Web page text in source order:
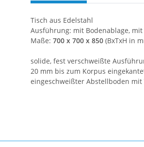
Tisch aus Edelstahl
Ausführung: mit Bodenablage, mit
Maße: 700 x 700 x 850 (BxTxH in
solide, fest verschweißte
20 mm bis zum Korpus
eingeschweißter Abstellboden